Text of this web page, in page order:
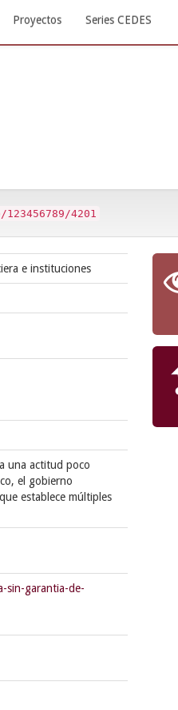
Proyectos Series CEDES
4201
e instituciones
una actitud poco
el gobierno
establece múltiples
sin-garantia-de-